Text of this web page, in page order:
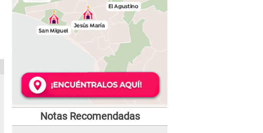
Notas Recomendadas